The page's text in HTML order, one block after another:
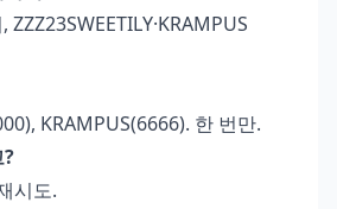
ZZZ23SWEETILY·KRAMPUS
KRAMPUS(6666). 한 번만.
시도.